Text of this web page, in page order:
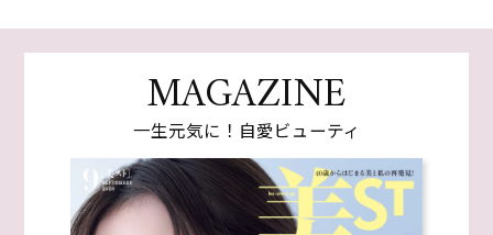
MAGAZINE
一生元気に！自愛ビューティ